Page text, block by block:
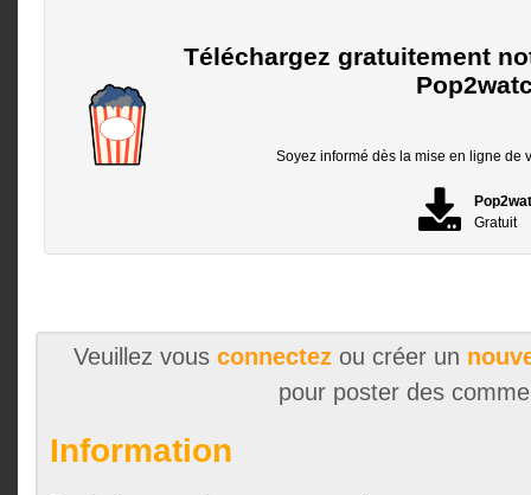
Téléchargez gratuitement
Soyez informé dès la mise en ligne de
Gratuit
Veuillez vous connectezou créer un
pour poster des
Information